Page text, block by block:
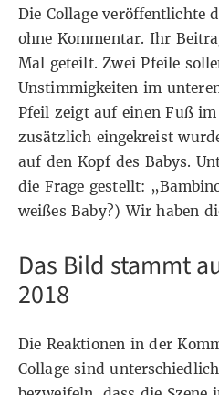
Die Collage veröffentlichte
ohne Kommentar. Ihr
Mal geteilt. Zwei Pfeile
Unstimmigkeiten im
Pfeil zeigt auf einen Fuß
zusätzlich eingekreist
auf den Kopf des Babys.
die Frage gestellt:
weißes Baby?) Wir haben
Das Bild stammt
2018
Die Reaktionen in der
Collage sind